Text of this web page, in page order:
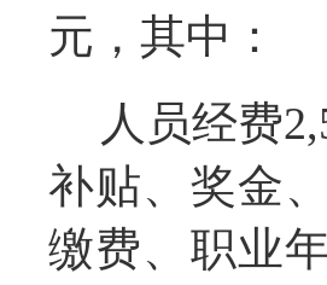
元，其中：
人员经费
补贴、奖金
缴费、职业